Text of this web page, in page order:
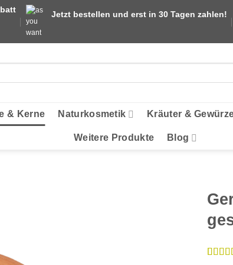
Jetzt bestellen und erst in 30 Tagen zahlen!
& Kerne Naturkosmetik Kräuter &
Weitere Produkte Blog